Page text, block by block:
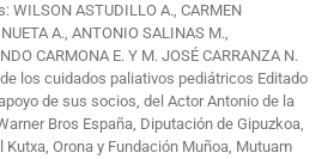
WILSON ASTUDILLO A., CARMEN
A., ANTONIO SALINAS M.,
CARMONA E. Y M. JOSÉ CARRANZA N.
los cuidados paliativos pediátricos Editado
de sus socios, del Actor Antonio de la
Bros España, Diputación de Gipuzkoa,
Kutxa, Orona y Fundación Muñoa, Mutuam